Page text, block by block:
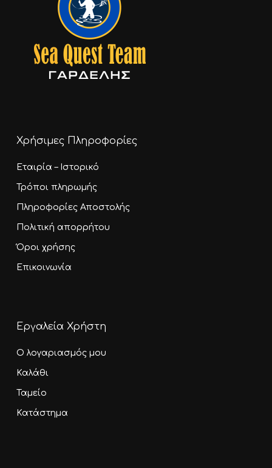
Χρήσιμες Πληροφορίες
Εταιρία – Ιστορικό
Τρόποι πληρωμής
Πληροφορίες Αποστολής
Πολιτική απορρήτου
Όροι χρήσης
Επικοινωνία
Εργαλεία Χρήστη
Ο λογαριασμός μου
Καλάθι
Ταμείο
Κατάστημα